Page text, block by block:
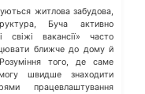
житлова забудова,
Буча активно
вакансії» часто
ближче до дому й
того, де саме
швидше знаходити
працевлаштування